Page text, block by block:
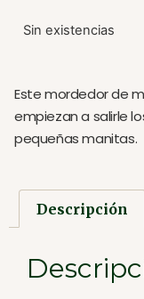
Sin existencias
Este mordedor de
empiezan a salirle
pequeñas manitas.
Descripción